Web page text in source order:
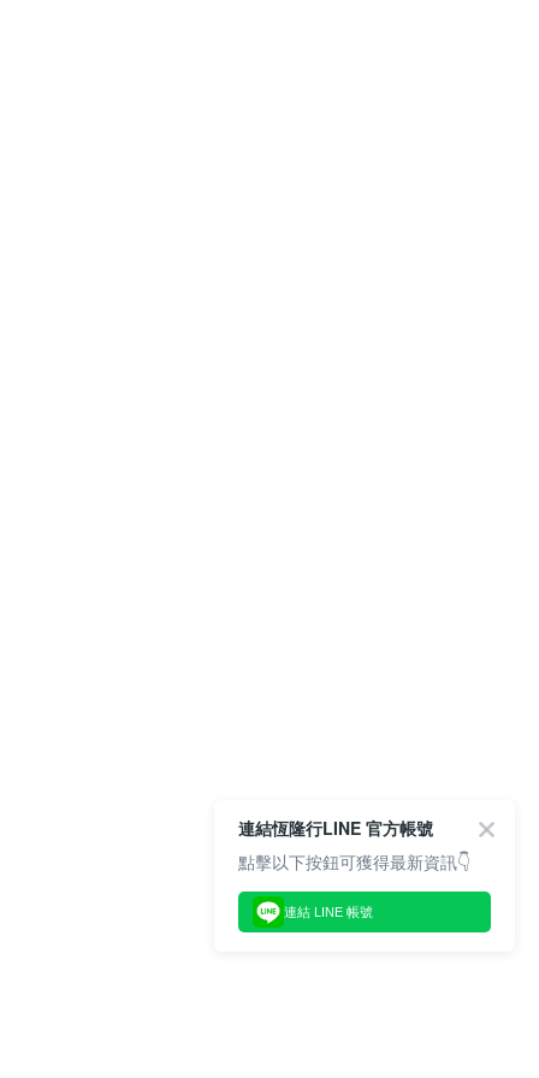
連結恆隆行LINE 官方帳號
點擊以下按鈕可獲得最新資訊👇
連結 LINE 帳號